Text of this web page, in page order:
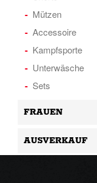
Mützen
Accessoire
Kampfsporte
Unterwäsche
Sets
FRAUEN
AUSVERKAUF